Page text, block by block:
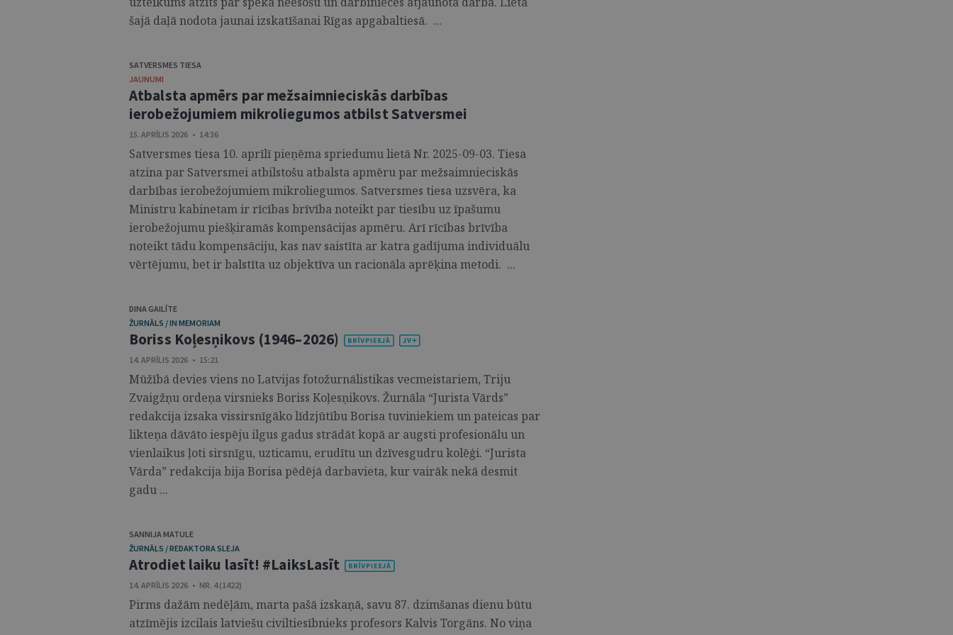
šajā daļā nodota jaunai izskatīšanai Rīgas apgabaltiesā. ...
SATVERSMES TIESA
JAUNUMI
Atbalsta apmērs par mežsaimnieciskās darbības
ierobežojumiem mikroliegumos atbilst Satversmei
15. APRĪLIS 2026 • 14:36
Satversmes tiesa 10. aprīlī pieņēma spriedumu lietā Nr. 2025-09-03. Tiesa
atzina par Satversmei atbilstošu atbalsta apmēru par mežsaimnieciskās
darbības ierobežojumiem mikroliegumos. Satversmes tiesa uzsvēra, ka
Ministru kabinetam ir rīcības brīvība noteikt par tiesību uz īpašumu
ierobežojumu piešķiramās kompensācijas apmēru. Arī rīcības brīvība
noteikt tādu kompensāciju, kas nav saistīta ar katra gadījuma individuālu
vērtējumu, bet ir balstīta uz objektīva un racionāla aprēķina metodi. ...
DINA GAILĪTE
ŽURNĀLS / IN MEMORIAM
Boriss Koļesņikovs (1946–2026)
14. APRĪLIS 2026 • 15:21
Mūžībā devies viens no Latvijas fotožurnālistikas vecmeistariem, Triju
Zvaigžņu ordeņa virsnieks Boriss Koļesņikovs. Žurnāla “Jurista Vārds”
redakcija izsaka vissirsnīgāko līdzjūtību Borisa tuviniekiem un pateicas par
likteņa dāvāto iespēju ilgus gadus strādāt kopā ar augsti profesionālu un
vienlaikus ļoti sirsnīgu, uzticamu, erudītu un dzīvesgudru kolēģi. “Jurista
Vārda” redakcija bija Borisa pēdējā darbavieta, kur vairāk nekā desmit
gadu ...
SANNIJA MATULE
ŽURNĀLS / REDAKTORA SLEJA
Atrodiet laiku lasīt! #LaiksLasīt
14. APRĪLIS 2026 • NR. 4 (1422)
Pirms dažām nedēļām, marta pašā izskaņā, savu 87. dzimšanas dienu būtu
atzīmējis izcilais latviešu civiltiesībnieks profesors Kalvis Torgāns. No viņa